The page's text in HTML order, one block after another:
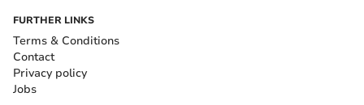
FURTHER LINKS
Terms & Conditions
Contact
Privacy policy
Jobs